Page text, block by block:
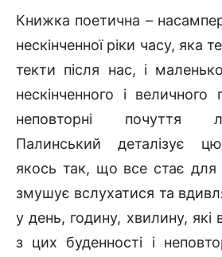
Книжка поетична –
нескінченної ріки часу, яка
текти після нас, і
нескінченного і
неповторні почуття
Палинський деталізує цю
якось так, що все стає для
змушує вслухатися та
у день, годину, хвилину,
з цих буденності і